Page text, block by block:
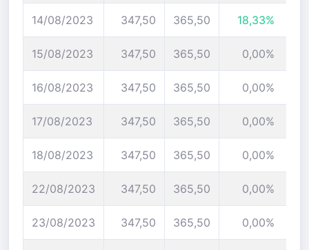
14/08/2023 347,50 365,50 18,33%
15/08/2023 347,50 365,50 0,00%
16/08/2023 347,50 365,50 0,00%
17/08/2023 347,50 365,50 0,00%
18/08/2023 347,50 365,50 0,00%
22/08/2023 347,50 365,50 0,00%
23/08/2023 347,50 365,50 0,00%